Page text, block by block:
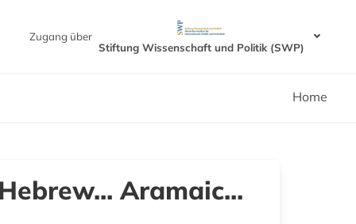
Zugang über
Stiftung Wissenschaft und Politik (SWP)
Home
Aramaic...